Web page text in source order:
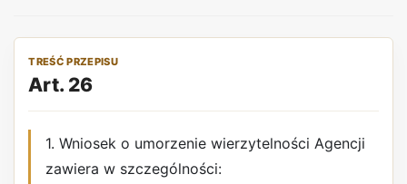
TREŚĆ PRZEPISU
Art. 26
1. Wniosek o umorzenie wierzytelności Agencji
zawiera w szczególności: